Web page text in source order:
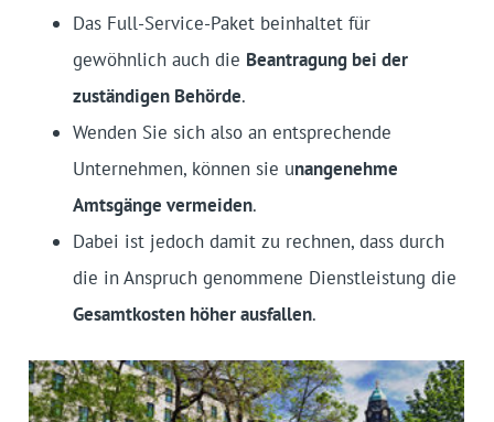
Das Full-Service-Paket beinhaltet für
gewöhnlich auch die Beantragung bei der
zuständigen Behörde.
Wenden Sie sich also an entsprechende
Unternehmen, können sie unangenehme
Amtsgänge vermeiden.
Dabei ist jedoch damit zu rechnen, dass durch
die in Anspruch genommene Dienstleistung die
Gesamtkosten höher ausfallen.